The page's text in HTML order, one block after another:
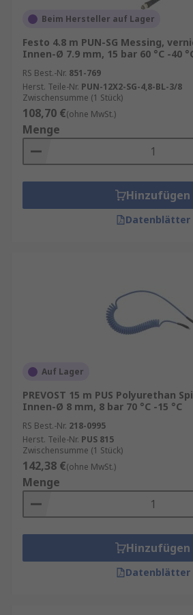
Beim Hersteller auf Lager
Festo 4.8 m PUN-SG Messing,
Innen-Ø 7.9 mm, 15 bar 60 °C -40
RS Best.-Nr. 851-769
Herst. Teile-Nr. PUN-12X2-SG-4,8-BL-3/8
Zwischensumme (1 Stück)
108,70 €(ohne MwSt.)
Menge
Hinzufügen
Datenblätter
Auf Lager
PREVOST 15 m PUS Polyurethan
Innen-Ø 8 mm, 8 bar 70 °C -15 °C
RS Best.-Nr. 218-0995
Herst. Teile-Nr. PUS 815
Zwischensumme (1 Stück)
142,38 €(ohne MwSt.)
Menge
Hinzufügen
Datenblätter